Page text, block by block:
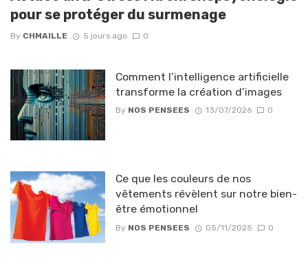
pour se protéger du surmenage
By CHMAILLE 5 jours ago 0
Comment l’intelligence artificielle
transforme la création d’images
By NOS PENSEES 13/07/2026 0
Ce que les couleurs de nos
vêtements révèlent sur notre bien-
être émotionnel
By NOS PENSEES 05/11/2025 0